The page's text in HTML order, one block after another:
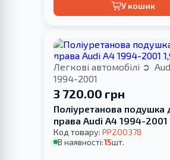
У кошик
Легкові автомобілі
1994-2001
3 720.00 грн
Поліуретанова подушка
права Audi A4 1994-2001
Код товару: PP200378
В наявності:15шт.